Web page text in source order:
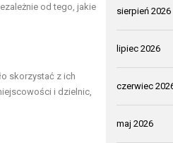
od tego, jakie
skorzystać z ich
i dzielnic,
sierpień 2026
lipiec 2026
czerwiec
maj 2026